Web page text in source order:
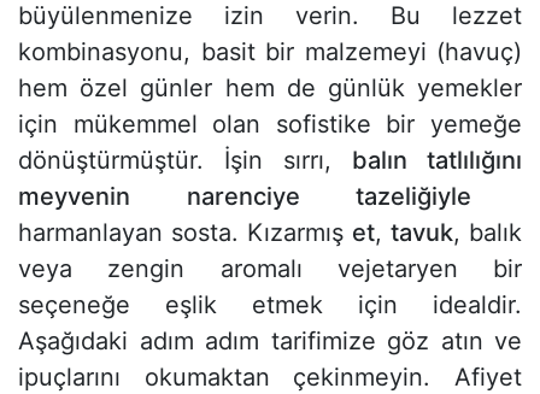
büyülenmenize izin verin. Bu lezzet
kombinasyonu, basit bir malzemeyi (havuç)
hem özel günler hem de günlük yemekler
için mükemmel olan sofistike bir yemeğe
dönüştürmüştür. İşin sırrı, balın tatlılığını
meyvenin narenciye tazeliğiyle
harmanlayan sosta. Kızarmış et, tavuk, balık
veya zengin aromalı vejetaryen bir
seçeneğe eşlik etmek için idealdir.
Aşağıdaki adım adım tarifimize göz atın ve
ipuçlarını okumaktan çekinmeyin. Afiyet